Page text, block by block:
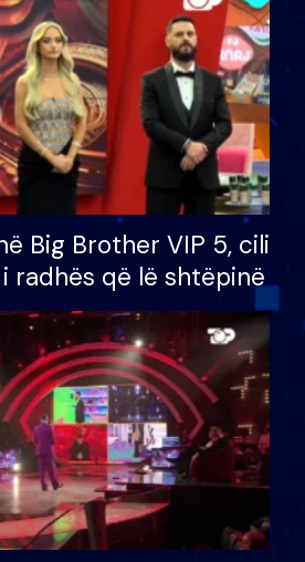
Big Brother VIP 5, cili
radhës që lë shtëpinë